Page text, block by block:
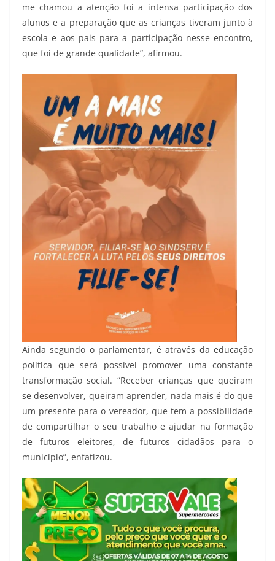
me chamou a atenção foi a intensa participação dos
alunos e a preparação que as crianças tiveram junto à
escola e aos pais para a participação nesse encontro,
que foi de grande qualidade”, afirmou.
Ainda segundo o parlamentar, é através da educação
política que será possível promover uma constante
transformação social. “Receber crianças que queiram
se desenvolver, queiram aprender, nada mais é do que
um presente para o vereador, que tem a possibilidade
de compartilhar o seu trabalho e ajudar na formação
de futuros eleitores, de futuros cidadãos para o
município”, enfatizou.